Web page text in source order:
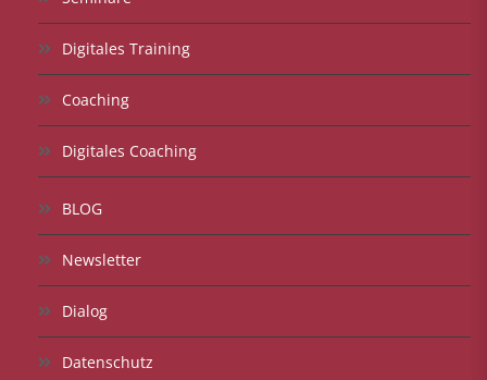
Digitales Training
Coaching
Digitales Coaching
BLOG
Newsletter
Dialog
Datenschutz